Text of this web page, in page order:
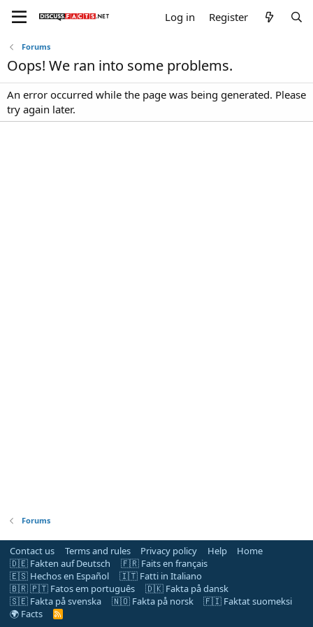
Log in Register
Forums
Oops! We ran into some problems.
An error occurred while the page was being generated. Please
try again later.
Forums
Contact us Terms and rules Privacy policy Help
Home
🇩🇪 Fakten auf Deutsch
🇫🇷 Faits en français
🇪🇸 Hechos en Español
🇮🇹 Fatti in Italiano
🇧🇷 🇵🇹 Fatos em português
🇩🇰 Fakta på dansk
🇸🇪 Fakta på svenska
🇳🇴 Fakta på norsk
🇫🇮 Faktat suomeksi
🌍 Facts
R